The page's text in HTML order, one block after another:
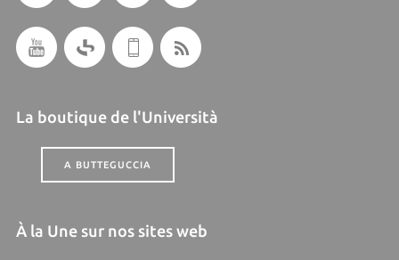
La boutique de l'Università
A BUTTEGUCCIA
À la Une sur nos sites web